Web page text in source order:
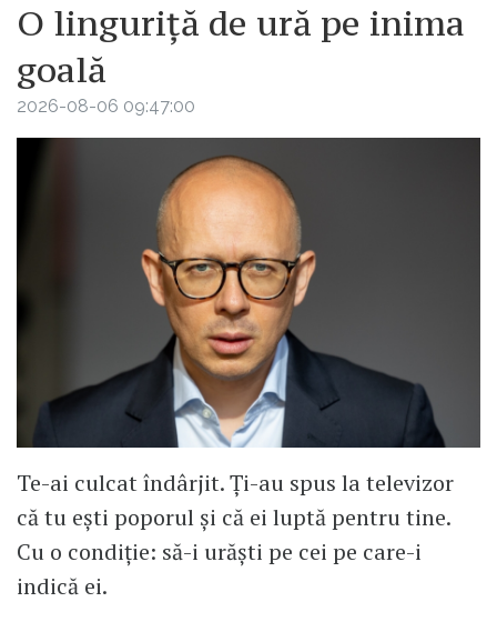
O linguriță de ură pe inima
goală
2026-08-06 09:47:00
Te-ai culcat îndârjit. Ți-au spus la televizor
că tu ești poporul și că ei luptă pentru tine.
Cu o condiție: să-i urăști pe cei pe care-i
indică ei.